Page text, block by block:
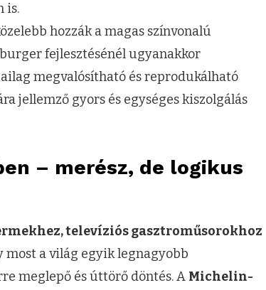
is.
hozzák a magas színvonalú
fejlesztésénél ugyanakkor
megvalósítható és reprodukálható
jellemző gyors és egységes kiszolgálás
– merész, de logikus
televíziós gasztroműsorokhoz
most a világ egyik legnagyobb
meglepő és úttörő döntés. A Michelin-